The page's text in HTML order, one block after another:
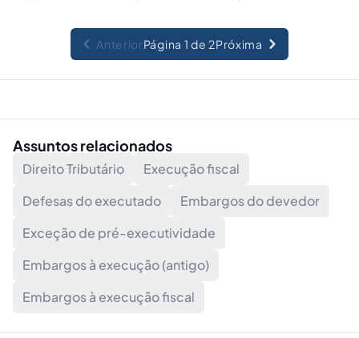
AnteriorPágina 1 de 2Próxima
Assuntos relacionados
Direito Tributário
Execução fiscal
Defesas do executado
Embargos do devedor
Exceção de pré-executividade
Embargos à execução (antigo)
Embargos à execução fiscal